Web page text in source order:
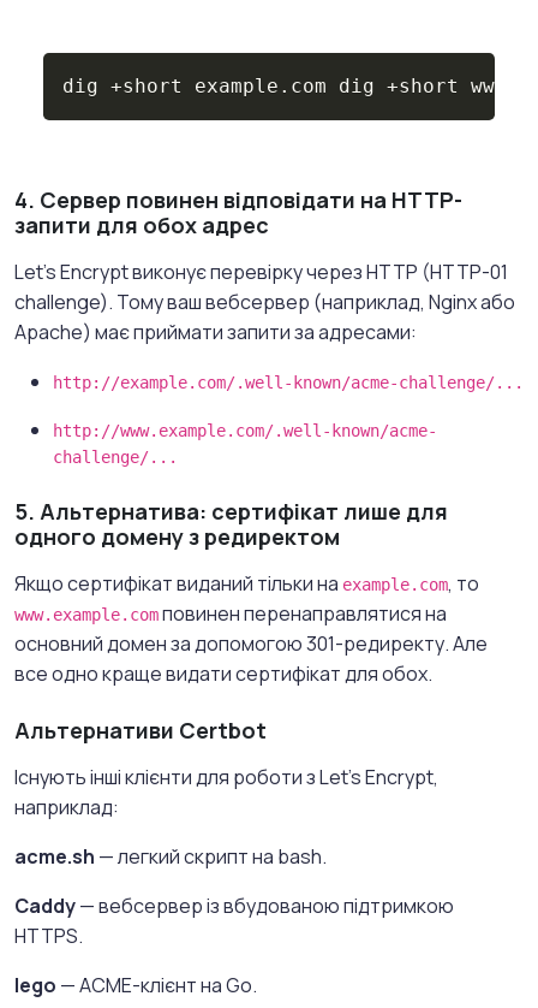
dig +short example.com dig +short
4. Сервер повинен відповідати на HTTP-
запити для обох адрес
Let's Encrypt виконує перевірку через HTTP (HTTP-01
challenge). Тому ваш вебсервер (наприклад, Nginx або
Apache) має приймати запити за адресами:
http://example.com/.well-known/acme-challenge/...
http://www.example.com/.well-known/acme-
challenge/...
5. Альтернатива: сертифікат лише для
одного домену з редиректом
Якщо сертифікат виданий тільки на example.com, то
www.example.comповинен перенаправлятися на
основний домен за допомогою 301-редиректу. Але
все одно краще видати сертифікат для обох.
Альтернативи Certbot
Існують інші клієнти для роботи з Let's Encrypt,
наприклад:
acme.sh — легкий скрипт на bash.
Caddy— вебсервер із вбудованою підтримкою
HTTPS.
lego — ACME-клієнт на Go.